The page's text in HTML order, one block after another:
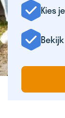
Kies